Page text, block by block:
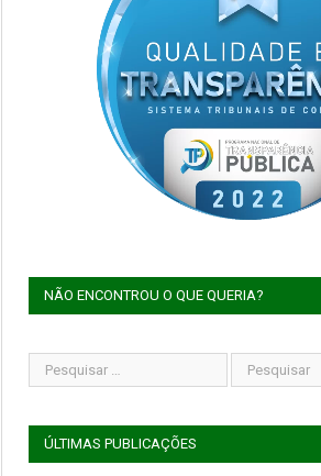
NÃO ENCONTROU O QUE QUERIA?
ÚLTIMAS PUBLICAÇÕES